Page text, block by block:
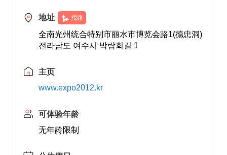
地址 找路
全南光州统合特别市丽水市博览会路1(德忠洞)
전라남도 여수시 박람회길 1
主页
www.expo2012.kr
可体验年龄
无年龄限制